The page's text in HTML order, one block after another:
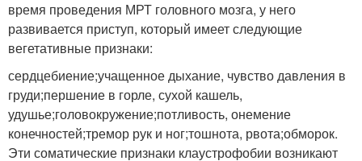
время проведения МРТ головного мозга, у него
развивается приступ, который имеет следующие
вегетативные признаки:
сердцебиение;учащенное дыхание, чувство давления в
груди;першение в горле, сухой кашель,
удушье;головокружение;потливость, онемение
конечностей;тремор рук и ног;тошнота, рвота;обморок.
Эти соматические признаки клаустрофобии возникают